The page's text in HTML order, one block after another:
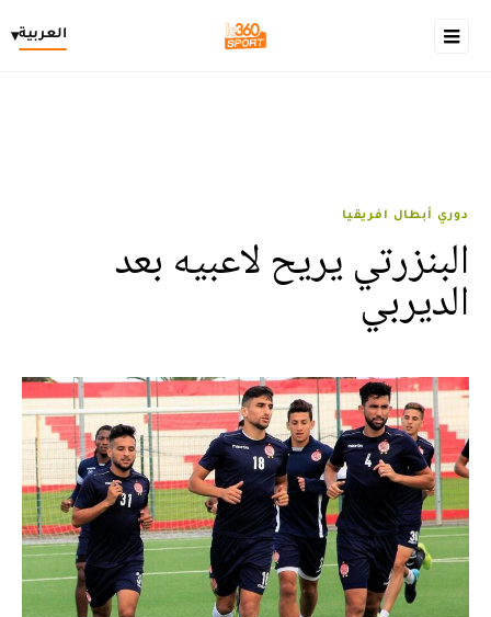
العربية▾
دوري أبطال افريقيا
البنزرتي يريح لاعبيه بعد
الديربي